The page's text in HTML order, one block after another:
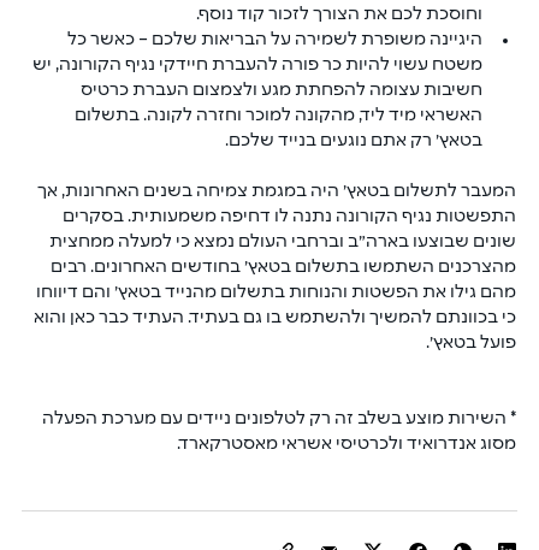
וחוסכת לכם את הצורך לזכור קוד נוסף.
היגיינה משופרת לשמירה על הבריאות שלכם – כאשר כל
משטח עשוי להיות כר פורה להעברת חיידקי נגיף הקורונה, יש
חשיבות עצומה להפחתת מגע ולצמצום העברת כרטיס
האשראי מיד ליד, מהקונה למוכר וחזרה לקונה. בתשלום
בטאץ׳ רק אתם נוגעים בנייד שלכם.
המעבר לתשלום בטאץ׳ היה במגמת צמיחה בשנים האחרונות, אך
התפשטות נגיף הקורונה נתנה לו דחיפה משמעותית. בסקרים
שונים שבוצעו בארה״ב וברחבי העולם נמצא כי למעלה ממחצית
מהצרכנים השתמשו בתשלום בטאץ׳ בחודשים האחרונים. רבים
מהם גילו את הפשטות והנוחות בתשלום מהנייד בטאץ׳ והם דיווחו
כי בכוונתם להמשיך ולהשתמש בו גם בעתיד. העתיד כבר כאן והוא
פועל בטאץ׳.
* השירות מוצע בשלב זה רק לטלפונים ניידים עם מערכת הפעלה
מסוג אנדרואיד ולכרטיסי אשראי מאסטרקארד.